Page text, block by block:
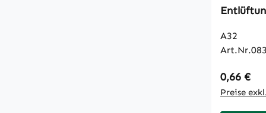
A32
0,66 €
Preise